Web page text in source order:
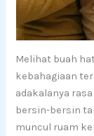
Melihat buah
kebahagiaan
adakalanya
bersin-bersin
muncul ruam